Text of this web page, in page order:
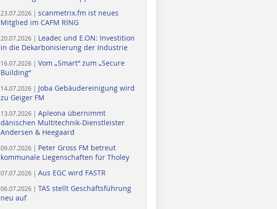
23.07.2026 | scanmetrix.fm ist neues
Mitglied im CAFM RING
20.07.2026 | Leadec und E.ON: Investition
in die Dekarbonisierung der Industrie
16.07.2026 | Vom „Smart“ zum „Secure
Building“
14.07.2026 | Joba Gebäudereinigung wird
zu Geiger FM
13.07.2026 | Apleona übernimmt
dänischen Multitechnik-Dienstleister
Andersen & Heegaard
09.07.2026 | Peter Gross FM betreut
kommunale Liegenschaften für Tholey
07.07.2026 | Aus EGC wird FASTR
06.07.2026 | TAS stellt Geschäftsführung
neu auf